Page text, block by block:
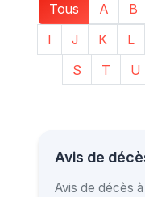
Tous A B
I
J K L
S
T U
Avis de
Avis de décès